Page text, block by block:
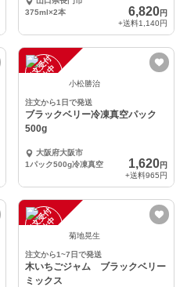
375ml×2本
6,820円
+送料1,140円
注
文
受
付
停
止
中 小松勝治
注文から1日で発送
ブラックベリー冷凍真空パック
500g
大阪府大阪市
1パック500g冷凍真空
1,620円
+送料965円
注
文
受
付
停
止
中 菊地晃生
注文から1~7日で発送
木いちごジャム ブラックベリー
ミックス